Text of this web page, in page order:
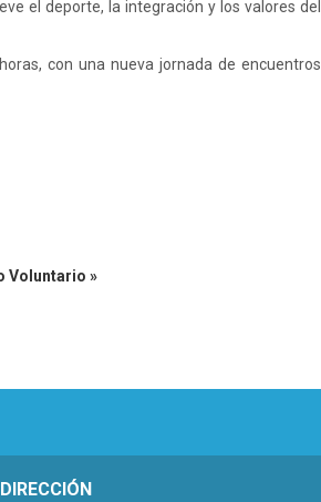
el deporte, la integración y los valores del
con una nueva jornada de encuentros
Voluntario »
DIRECCIÓN